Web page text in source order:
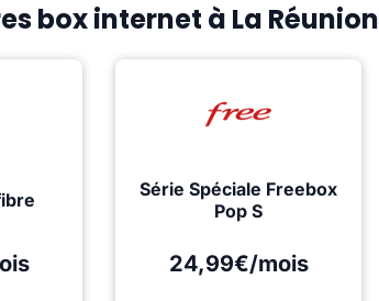
box internet à La Réunion
Série Spéciale Freebox
Pop S
24,99€/mois